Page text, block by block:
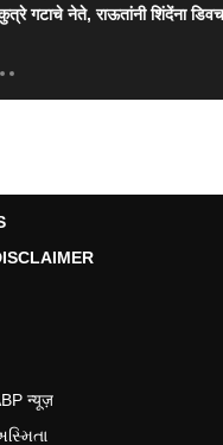
गटाचे नेते, राऊतांनी शिंदेंना
न्यूज़